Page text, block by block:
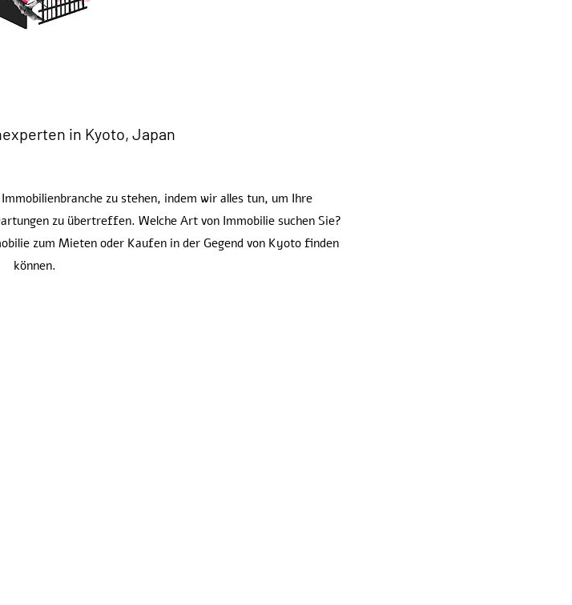
in Kyoto, Japan
zu stehen, indem wir alles tun, um Ihre
zu übertreffen. Welche Art von Immobilie suchen Sie?
zum Mieten oder Kaufen in der Gegend von Kyoto finden
können.